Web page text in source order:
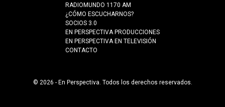
RADIOMUNDO 1170 AM
¿CÓMO ESCUCHARNOS?
SOCIOS 3.0
EN PERSPECTIVA PRODUCCIONES
EN PERSPECTIVA EN TELEVISIÓN
CONTACTO
© 2026 - En Perspectiva. Todos los derechos reservados.